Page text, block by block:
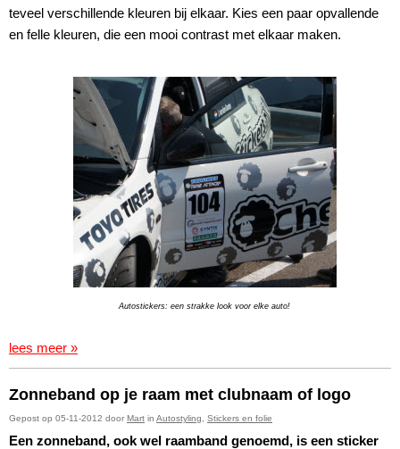
teveel verschillende kleuren bij elkaar. Kies een paar opvallende
en felle kleuren, die een mooi contrast met elkaar maken.
Autostickers: een strakke look voor elke auto!
lees meer »
Zonneband op je raam met clubnaam of logo
Gepost op 05-11-2012 door Mart in Autostyling Stickers en folie
Een zonneband, ook wel raamband genoemd, is een sticker